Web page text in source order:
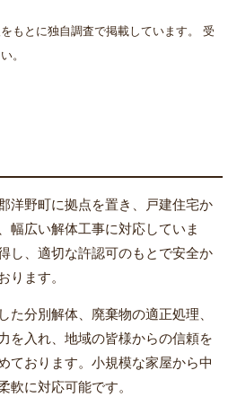
もとに独自調査で掲載しています。 受
。
洋野町に拠点を置き、戸建住宅か
幅広い解体工事に対応していま
し、適切な許認可のもとで安全か
ります。
た分別解体、廃棄物の適正処理、
を入れ、地域の皆様からの信頼を
ております。小規模な家屋から中
軟に対応可能です。